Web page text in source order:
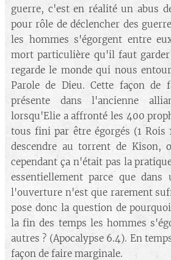
guerre, c'est en réalité un abus
pour rôle de déclencher des
les hommes s'égorgent entre
mort particulière qu'il faut
regarde le monde qui nous
Parole de Dieu. Cette façon de
présente dans l'ancienne
lorsqu'Elie a affronté les 400
tous fini par être égorgés (1
descendre au torrent de Kison,
cependant ça n'était pas la
essentiellement parce que dans
l'ouverture n'est que rarement
pose donc la question de
la fin des temps les hommes
autres ? (Apocalypse 6.4). En
façon de faire marginale.